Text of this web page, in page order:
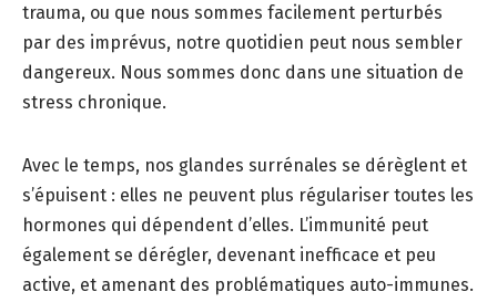
trauma, ou que nous sommes facilement perturbés
par des imprévus, notre quotidien peut nous sembler
dangereux. Nous sommes donc dans une situation de
stress chronique.
Avec le temps, nos glandes surrénales se dérèglent et
s’épuisent : elles ne peuvent plus régulariser toutes les
hormones qui dépendent d’elles. L’immunité peut
également se dérégler, devenant inefficace et peu
active, et amenant des problématiques auto-immunes.